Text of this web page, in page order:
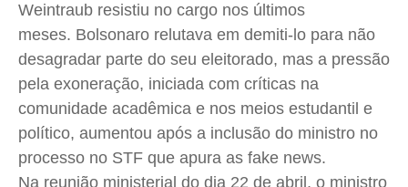
Weintraub resistiu no cargo nos últimos
meses. Bolsonaro relutava em demiti-lo para não
desagradar parte do seu eleitorado, mas a pressão
pela exoneração, iniciada com críticas na
comunidade acadêmica e nos meios estudantil e
político, aumentou após a inclusão do ministro no
processo no STF que apura as fake news.
Na reunião ministerial do dia 22 de abril, o ministro